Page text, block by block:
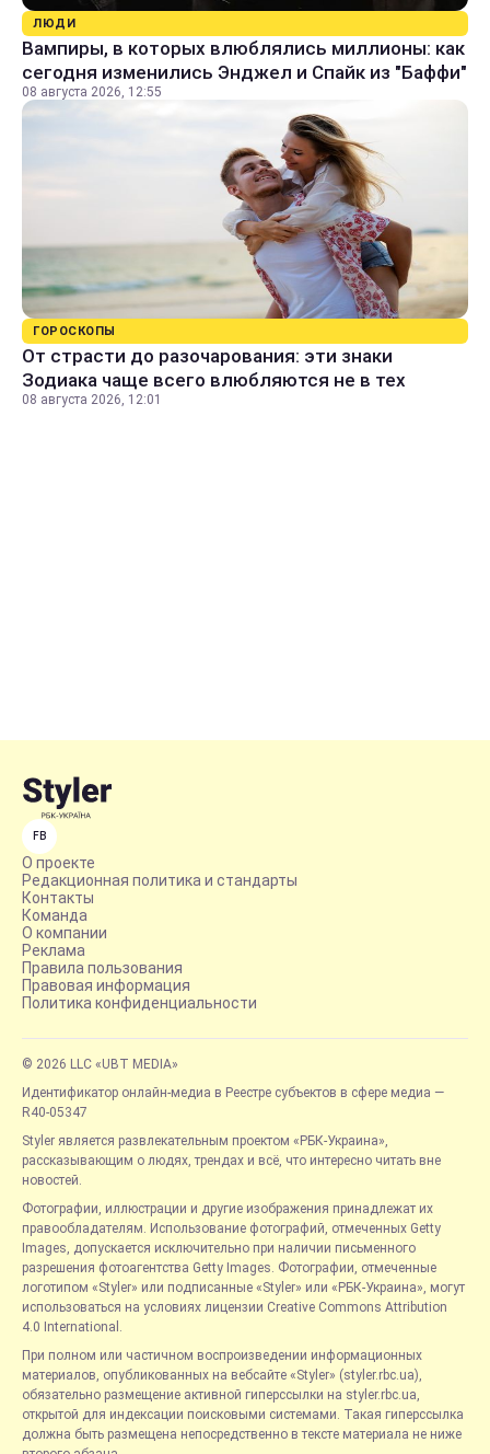
ЛЮДИ
Вампиры, в которых влюблялись миллионы: как
сегодня изменились Энджел и Спайк из "Баффи"
08 августа 2026, 12:55
ГОРОСКОПЫ
От страсти до разочарования: эти знаки
Зодиака чаще всего влюбляются не в тех
08 августа 2026, 12:01
FB
О проекте
Редакционная политика и стандарты
Контакты
Команда
О компании
Реклама
Правила пользования
Правовая информация
Политика конфиденциальности
© 2026 LLC «UBT MEDIA»
Идентификатор онлайн-медиа в Реестре субъектов в сфере медиа —
R40-05347
Styler является развлекательным проектом «РБК-Украина»,
рассказывающим о людях, трендах и всё, что интересно читать вне
новостей.
Фотографии, иллюстрации и другие изображения принадлежат их
правообладателям. Использование фотографий, отмеченных Getty
Images, допускается исключительно при наличии письменного
разрешения фотоагентства Getty Images. Фотографии, отмеченные
логотипом «Styler» или подписанные «Styler» или «РБК-Украина», могут
использоваться на условиях лицензии Creative Commons Attribution
4.0 International.
При полном или частичном воспроизведении информационных
материалов, опубликованных на вебсайте «Styler» (styler.rbc.ua),
обязательно размещение активной гиперссылки на styler.rbc.ua,
открытой для индексации поисковыми системами. Такая гиперссылка
должна быть размещена непосредственно в тексте материала не ниже